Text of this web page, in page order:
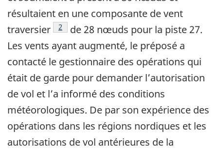
résultaient en une composante de vent
traversier
2
de 28 nœuds pour la piste 27.
Les vents ayant augmenté, le préposé a
contacté le gestionnaire des opérations qui
était de garde pour demander l’autorisation
de vol et l’a informé des conditions
météorologiques. De par son expérience des
opérations dans les régions nordiques et les
autorisations de vol antérieures de la